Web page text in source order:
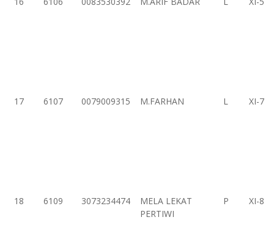
17 6107 0079009315 M.FARHAN L XI-7
18 6109 3073234474
MELA LEKAT
PERTIWI
P XI-8